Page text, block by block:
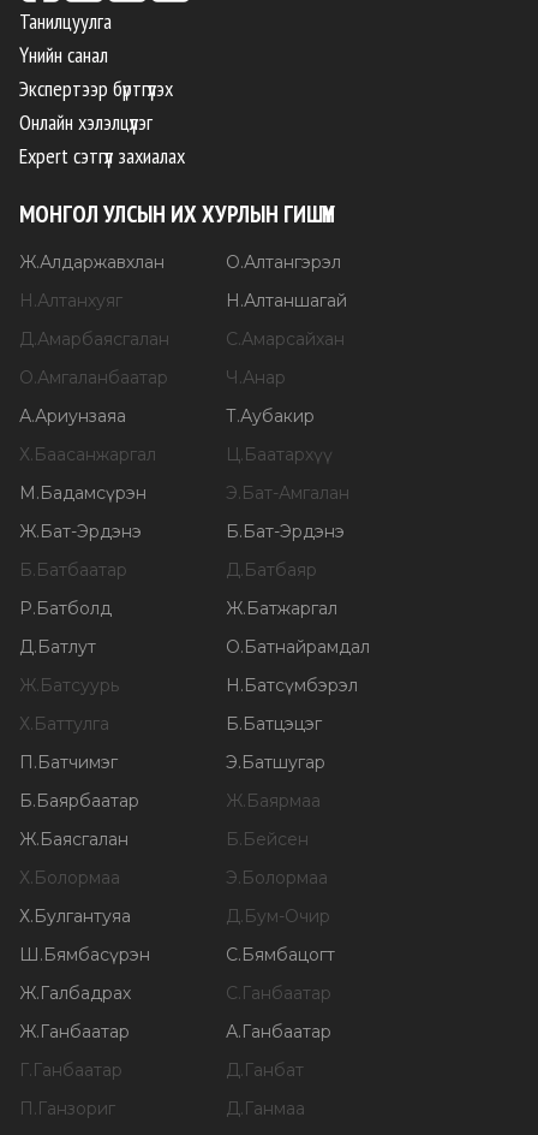
Танилцуулга
Үнийн санал
Экспертээр бүртгүүлэх
Онлайн хэлэлцүүлэг
Expert сэтгүүл захиалах
МОНГОЛ УЛСЫН ИХ ХУРЛЫН ГИШҮҮН
Ж.Алдаржавхлан О.Алтангэрэл
Н.Алтанхуяг Н.Алтаншагай
Д.Амарбаясгалан С.Амарсайхан
О.Амгаланбаатар Ч.Анар
А.Ариунзаяа Т.Аубакир
Х.Баасанжаргал Ц.Баатархүү
М.Бадамсүрэн Э.Бат-Амгалан
Ж.Бат-Эрдэнэ Б.Бат-Эрдэнэ
Б.Батбаатар Д.Батбаяр
Р.Батболд Ж.Батжаргал
Д.Батлут О.Батнайрамдал
Ж.Батсуурь Н.Батсүмбэрэл
Х.Баттулга Б.Батцэцэг
П.Батчимэг Э.Батшугар
Б.Баярбаатар Ж.Баярмаа
Ж.Баясгалан Б.Бейсен
Х.Болормаа Э.Болормаа
Х.Булгантуяа Д.Бум-Очир
Ш.Бямбасүрэн С.Бямбацогт
Ж.Галбадрах С.Ганбаатар
Ж.Ганбаатар А.Ганбаатар
Г.Ганбаатар Д.Ганбат
П.Ганзориг Д.Ганмаа